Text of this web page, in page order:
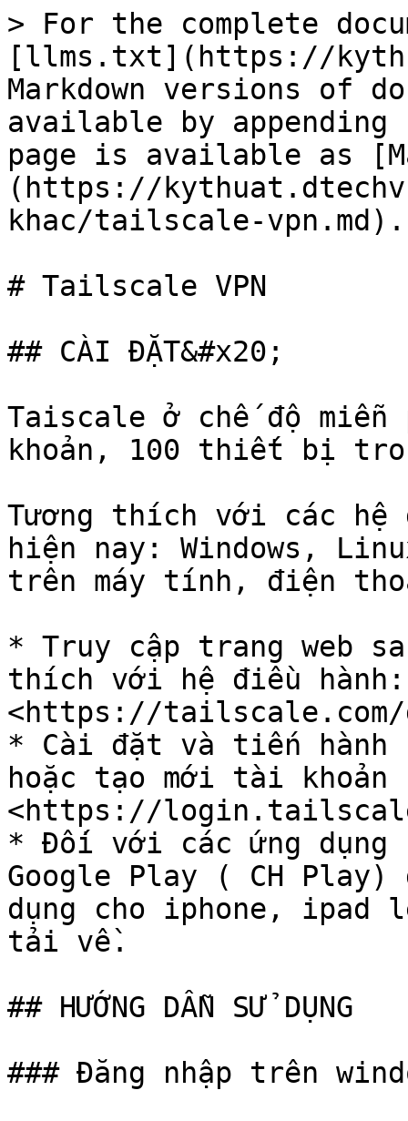
> For the complete
[llms.txt](https://
Markdown versions of
available by
page is available as
(https://
khac/tailscale-vpn.md).
# Tailscale VPN
## CÀI ĐẶT&#x20;
Taiscale ở chế độ
khoản, 100 thiết bị
Tương thích với các hệ
hiện nay: Windows,
trên máy tính, điện
* Truy cập trang web
thích với hệ điều hành:
<https://tailscale.com/
* Cài đặt và tiến hành
hoặc tạo mới tài khoản
<https://
* Đối với các ứng dụng
Google Play ( CH
dụng cho iphone, ipad
tải về.
## HƯỚNG DẪN SỬ DỤNG
### Đăng nhập trên